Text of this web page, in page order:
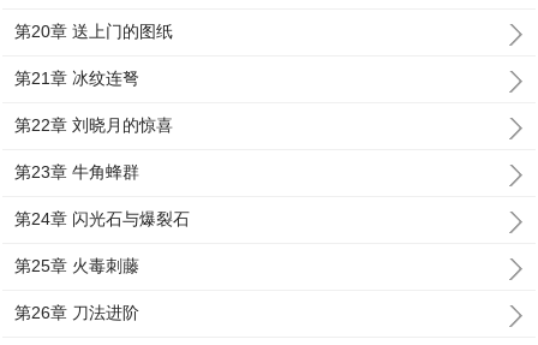
第20章 送上门的图纸
第21章 冰纹连弩
第22章 刘晓月的惊喜
第23章 牛角蜂群
第24章 闪光石与爆裂石
第25章 火毒刺藤
第26章 刀法进阶